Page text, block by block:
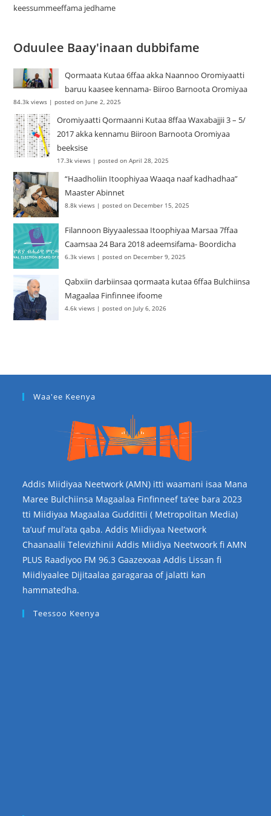
keessummeeffama jedhame
Oduulee Baay'inaan dubbifame
Qormaata Kutaa 6ffaa akka Naannoo Oromiyaatti
baruu kaasee kennama- Biiroo Barnoota Oromiyaa
84.3k views |posted on June 2, 2025
Oromiyaatti Qormaanni Kutaa 8ffaa Waxabajjii 3 – 5/
2017 akka kennamu Biiroon Barnoota Oromiyaa
beeksise
17.3k views |posted on April 28, 2025
“Haadholiin Itoophiyaa Waaqa naaf kadhadhaa”
Maaster Abinnet
8.8k views |posted on December 15, 2025
Filannoon Biyyaalessaa Itoophiyaa Marsaa 7ffaa
Caamsaa 24 Bara 2018 adeemsifama- Boordicha
6.3k views |posted on December 9, 2025
Qabxiin darbiinsaa qormaata kutaa 6ffaa Bulchiinsa
Magaalaa Finfinnee ifoome
4.6k views |posted on July 6, 2026
Waa'ee Keenya
Addis Miidiyaa Neetwork (AMN) itti waamani isaa Mana
Maree Bulchiinsa Magaalaa Finfinneef ta’ee bara 2023
tti Miidiyaa Magaalaa Guddittii ( Metropolitan Media)
ta’uuf mul’ata qaba. Addis Miidiyaa Neetwork
Chaanaalii Televizhinii Addis Miidiya Neetwoork fi AMN
PLUS Raadiyoo FM 96.3 Gaazexxaa Addis Lissan fi
Miidiyaalee Dijitaalaa garagaraa of jalatti kan
hammatedha.
Teessoo Keenya